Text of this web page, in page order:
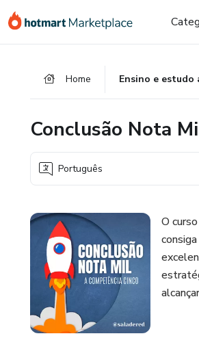
para
para
para
Home Ensino e estudo
Conclusão Nota
Português
O